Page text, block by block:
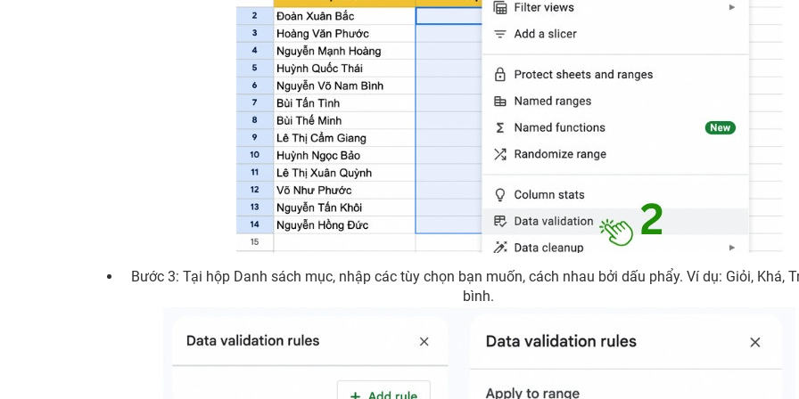
Bước 3: Tại hộp Danh sách mục, nhập các tùy chọn bạn muốn, cách nhau bởi dấu phẩy. Ví dụ: Giỏi, Khá,
bình.